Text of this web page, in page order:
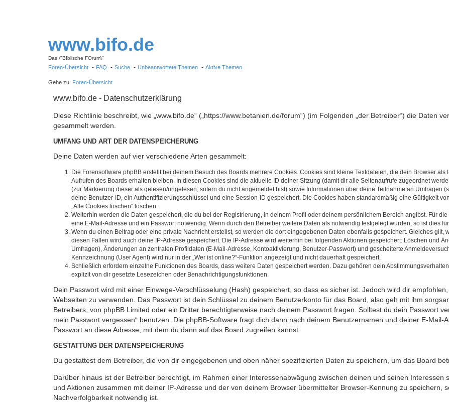
www.bifo.de
Das \"BIblische FOrum\"
Foren-Übersicht FAQ Suche Unbeantwortete Themen Aktive Themen
Gehe zu: Foren-Übersicht
www.bifo.de - Datenschutzerklärung
Diese Richtlinie beschreibt, wie „www.bifo.de“ („https://www.betanien.de/forum“) (im Folgenden „der Betreiber“) die Daten
gesammelt werden.
UMFANG UND ART DER DATENSPEICHERUNG
Deine Daten werden auf vier verschiedene Arten gesammelt:
Die Forensoftware phpBB erstellt bei deinem Besuch des Boards mehrere Cookies. Cookies sind kleine Textdateien, die dein Browser
Aufrufen des Boards erhalten bleiben. In diesen Cookies sind die aktuelle ID deiner Sitzung (damit dir alle Seitenaufrufe zugeordnet
(zur Markierung dieser als gelesen/ungelesen; sofern du nicht angemeldet bist) sowie Informationen über deine Teilnahme an Umfragen
deine Benutzer-ID, ein Authentifizierungsschlüssel und eine Session-ID gespeichert. Die Cookies haben standardmäßig eine Gültigkeit
„Alle Cookies löschen“ löschen.
Weiterhin werden die Daten gespeichert, die du bei der Registrierung, in deinem Profil oder deinem persönlichem Bereich angibst. Für
eine E-Mail-Adresse und ein Passwort notwendig. Wenn durch den Betreiber weitere Daten als notwendig festgelegt wurden, so ist dies
Wenn du einen Beitrag oder eine private Nachricht erstellst, so werden die dort eingegebenen Daten ebenfalls gespeichert. Gleiches gilt,
diesen Fällen wird auch deine IP-Adresse gespeichert. Die IP-Adresse wird weiterhin bei folgenden Aktionen gespeichert: Löschen und
Umfragen), Änderungen an zentralen Profildaten (E-Mail-Adresse, Kontoaktivierung, Benutzer-Passwort) und gescheiterte
Kennzeichnung (User Agent) wird nur in der „Wer ist online?“-Funktion angezeigt und nicht dauerhaft gespeichert.
Schließlich erfordern einzelne Funktionen des Boards, dass weitere Daten gespeichert werden. Dazu gehören dein
explizit von dir gesetzte Lesezeichen oder Benachrichtigungsfunktionen.
Dein Passwort wird mit einer Einwege-Verschlüsselung (Hash) gespeichert, so dass es sicher ist. Jedoch wird dir
Webseiten zu verwenden. Das Passwort ist dein Schlüssel zu deinem Benutzerkonto für das Board, also geh mit ihm
Betreibers, von phpBB Limited oder ein Dritter berechtigterweise nach deinem Passwort fragen. Solltest du dein Passwort
mein Passwort vergessen“ benutzen. Die phpBB-Software fragt dich dann nach deinem Benutzernamen und deiner E-
Passwort an diese Adresse, mit dem du dann auf das Board zugreifen kannst.
GESTATTUNG DER DATENSPEICHERUNG
Du gestattest dem Betreiber, die von dir eingegebenen und oben näher spezifizierten Daten zu speichern, um das Board
Darüber hinaus ist der Betreiber berechtigt, im Rahmen einer Interessenabwägung zwischen deinen und seinen
und Aktionen zusammen mit deiner IP-Adresse und der von deinem Browser übermittelter Browser-Kennung zu speichern,
Nachverfolgbarkeit notwendig ist.